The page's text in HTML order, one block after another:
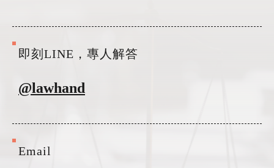
即刻LINE，專人解答
@lawhand
Email